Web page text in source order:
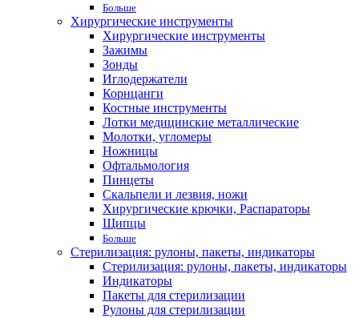
Больше
Хирургические инструменты
Хирургические инструменты
Зажимы
Зонды
Иглодержатели
Корнцанги
Костные инструменты
Лотки медицинские металлические
Молотки, угломеры
Ножницы
Офтальмология
Пинцеты
Скальпели и лезвия, ножи
Хирургические крючки, Распараторы
Щипцы
Больше
Стерилизация: рулоны, пакеты, индикаторы
Стерилизация: рулоны, пакеты, индикаторы
Индикаторы
Пакеты для стерилизации
Рулоны для стерилизации